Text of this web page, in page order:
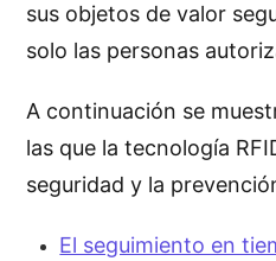
sus objetos de valor
solo las personas
A continuación se
las que la tecnología
seguridad y la
El seguimiento en